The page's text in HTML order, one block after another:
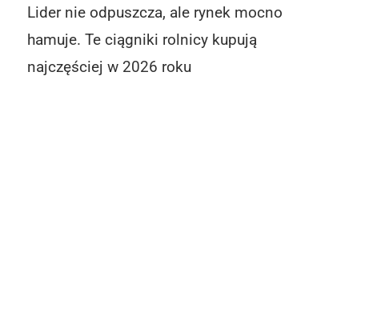
Lider nie odpuszcza, ale rynek mocno
hamuje. Te ciągniki rolnicy kupują
najczęściej w 2026 roku